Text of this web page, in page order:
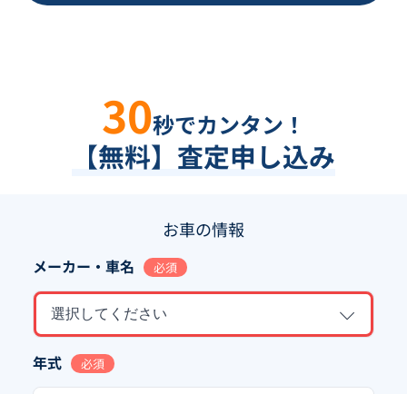
30秒でカンタン！
【無料】査定申し込み
お車の情報
メーカー・車名 必須
選択してください
年式 必須